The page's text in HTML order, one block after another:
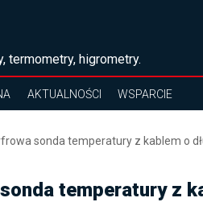
termometry, higrometry.
AKTUALNOŚCI WSPARCIE
sonda temperatury z kablem o
temperatury z